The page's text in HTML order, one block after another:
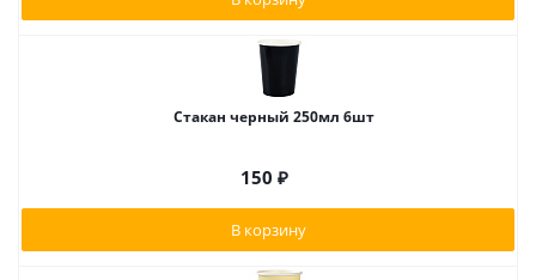
Стакан черный 250мл 6шт
150 ₽
В корзину